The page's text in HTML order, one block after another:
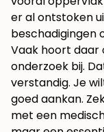
er al ontstoken
beschadigingen
Vaak hoort
onderzoek bij.
verstandig. Je
goed aankan.
met een